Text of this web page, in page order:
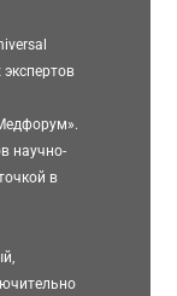
научно-
в